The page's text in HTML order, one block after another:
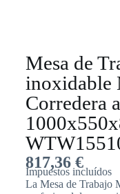
Mesa de
inoxidable
Corredera
817,36 €
Impuestos incluídos
La Mesa de Trabajo